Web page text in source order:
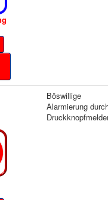
Böswillige
Alarmierung